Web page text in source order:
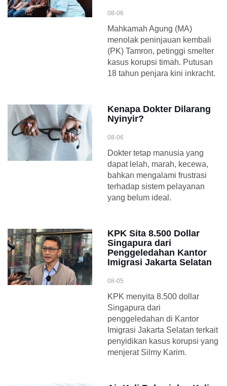
08-06
Mahkamah Agung (MA)
menolak peninjauan kembali
(PK) Tamron, petinggi smelter
kasus korupsi timah. Putusan
18 tahun penjara kini inkracht.
Kenapa Dokter Dilarang
Nyinyir?
08-06
Dokter tetap manusia yang
dapat lelah, marah, kecewa,
bahkan mengalami frustrasi
terhadap sistem pelayanan
yang belum ideal.
KPK Sita 8.500 Dollar
Singapura dari
Penggeledahan Kantor
Imigrasi Jakarta Selatan
08-05
KPK menyita 8.500 dollar
Singapura dari
penggeledahan di Kantor
Imigrasi Jakarta Selatan terkait
penyidikan kasus korupsi yang
menjerat Silmy Karim.